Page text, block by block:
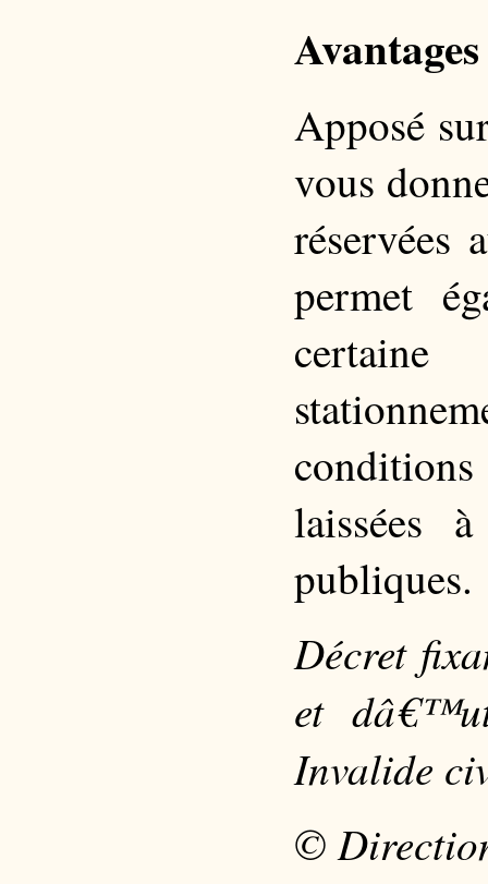
Apposé
vous
réservées
permet
laissées
publiques.
Décret
et
Invalide
©